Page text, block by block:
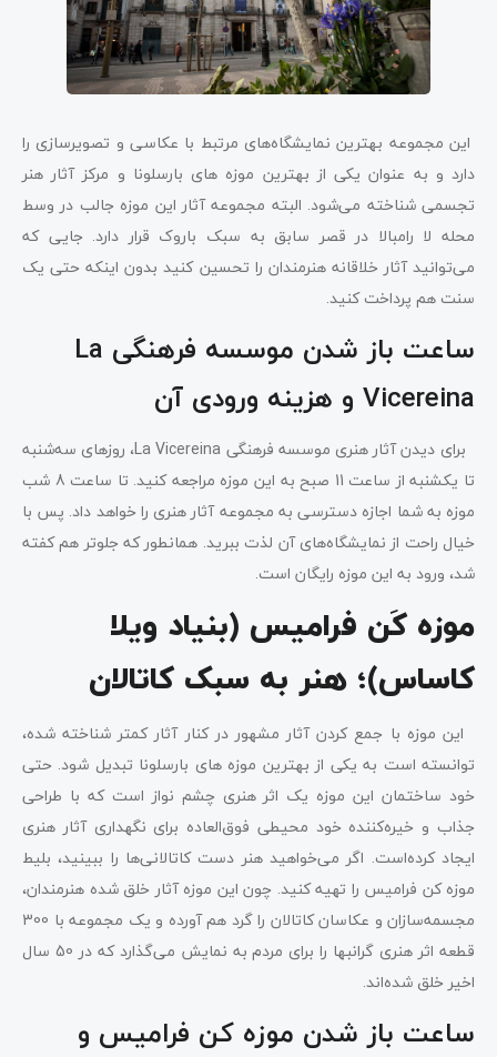
این مجموعه بهترین نمایشگاه‌های مرتبط با عکاسی و تصویرسازی را
دارد و به عنوان یکی از بهترین موزه های بارسلونا و مرکز آثار هنر
تجسمی شناخته می‌شود. البته مجموعه آثار این موزه جالب در وسط
محله لا رامبالا در قصر سابق به سبک باروک قرار دارد. جایی که
می‌توانید آثار خلاقانه هنرمندان را تحسین کنید بدون اینکه حتی یک
سنت هم پرداخت کنید.
ساعت باز شدن موسسه فرهنگی La
Vicereina و هزینه ورودی آن
برای دیدن آثار هنری موسسه فرهنگی La Vicereina، روزهای سه‌شنبه
تا یکشنبه از ساعت 11 صبح به این موزه مراجعه کنید. تا ساعت 8 شب
موزه به شما اجازه دسترسی به مجموعه آثار هنری را خواهد داد. پس با
خیال راحت از نمایشگاه‌های آن لذت ببرید. همانطور که جلوتر هم کفته
شد، ورود به این موزه رایگان است.
موزه کَن فرامیس (بنیاد ویلا
کاساس)؛ هنر به سبک کاتالان
این موزه با جمع کردن آثار مشهور در کنار آثار کمتر شناخته شده،
توانسته است به یکی از بهترین موزه های بارسلونا تبدیل شود. حتی
خود ساختمان این موزه یک اثر هنری چشم نواز است که با طراحی
جذاب و خیره‌کننده خود محیطی فوق‌العاده برای نگهداری آثار هنری
ایجاد کرده‌است. اگر می‌خواهید هنر دست کاتالانی‌ها را ببینید، بلیط
موزه کن فرامیس را تهیه کنید. چون این موزه آثار خلق شده هنرمندان،
مجسمه‌سازان و عکاسان کاتالان را گرد هم آورده و یک مجموعه با 300
قطعه اثر هنری گرانبها را برای مردم به نمایش می‌گذارد که در 50 سال
اخیر خلق شده‌اند.
ساعت باز شدن موزه کن فرامیس و